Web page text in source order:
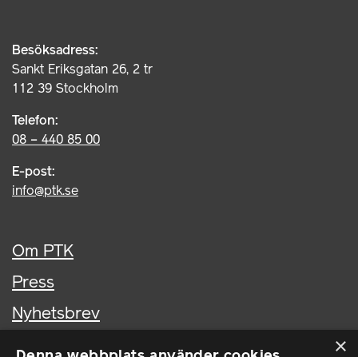
Besöksadress:
Sankt Eriksgatan 26, 2 tr
112 39 Stockholm
Telefon:
08 – 440 85 00
E-post:
info@ptk.se
Om PTK
Press
Nyhetsbrev
×